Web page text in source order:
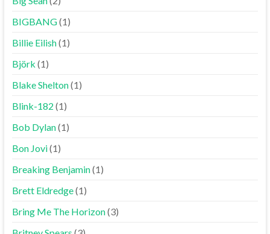
BIGBANG(1)
Billie Eilish(1)
Björk (1)
Blake Shelton(1)
Blink-182 (1)
Bob Dylan(1)
Bon Jovi(1)
Breaking Benjamin(1)
Brett Eldredge(1)
Bring Me The Horizon(3)